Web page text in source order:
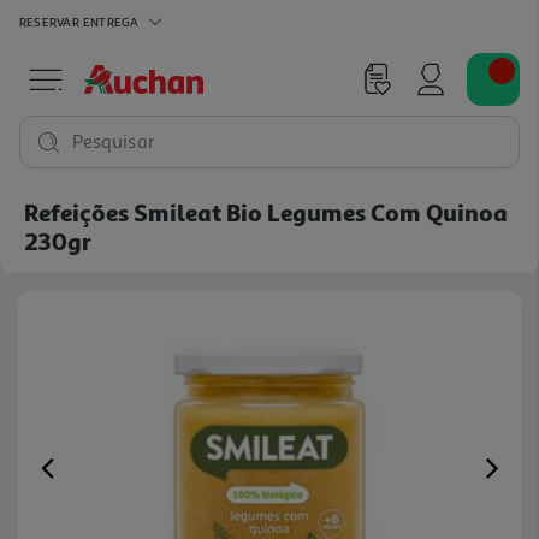
RESERVAR ENTREGA
Pesquisar
Refeições Smileat Bio Legumes Com Quinoa
230gr
Previous